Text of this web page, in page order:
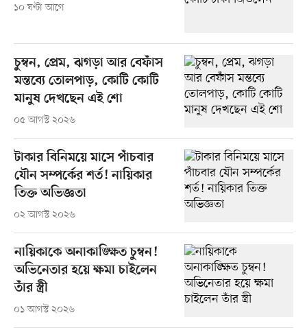
১০ ঘণ্টা আগে
চুম্বন, প্রেম, ঝগড়া আর বেফাঁস
মন্তব্যে তোলপাড়, কোটি কোটি
মানুষ দেখছেন এই শো
০৫ আগস্ট ২০২৬
টাকার বিনিময়ে মাসে পাঁচবার
যৌন সম্পর্কের শর্ত! নায়িকার
তিক্ত অভিজ্ঞতা
০২ আগস্ট ২০২৬
নায়িকাকে অনাকাঙ্ক্ষিত চুম্বন!
অভিনেতার হয়ে ক্ষমা চাইলেন
তাঁর স্ত্রী
০১ আগস্ট ২০২৬